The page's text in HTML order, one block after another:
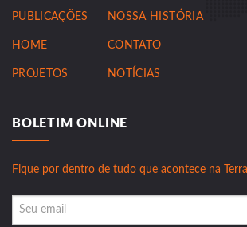
PUBLICAÇÕES
HOME
PROJETOS
NOSSA HISTÓRIA
CONTATO
NOTÍCIAS
BOLETIM ONLINE
Fique por dentro de tudo que acontece na